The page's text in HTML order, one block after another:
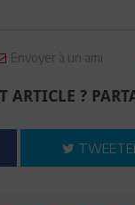
Envoyer à un ami
ARTICLE ?